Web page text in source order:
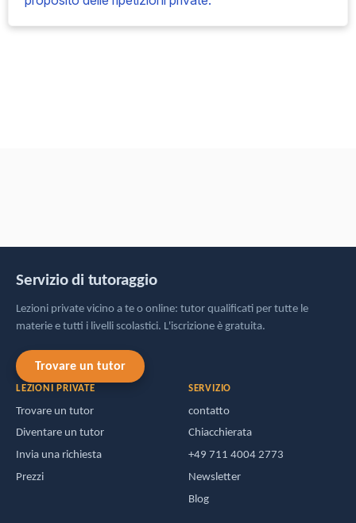
Servizio di tutoraggio
Lezioni private vicino a te o online: tutor qualificati per tutte le
materie e tutti i livelli scolastici. L'iscrizione è gratuita.
Trovare un tutor
LEZIONI PRIVATE
Trovare un tutor
Diventare un tutor
Invia una richiesta
Prezzi
SERVIZIO
contatto
Chiacchierata
+49 711 4004 2773
Newsletter
Blog